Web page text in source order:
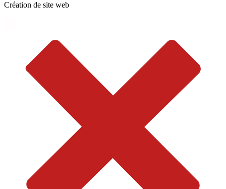
Création de site web